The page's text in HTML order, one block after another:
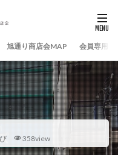
旭通り商店会MAP 会員専用ペ
358view